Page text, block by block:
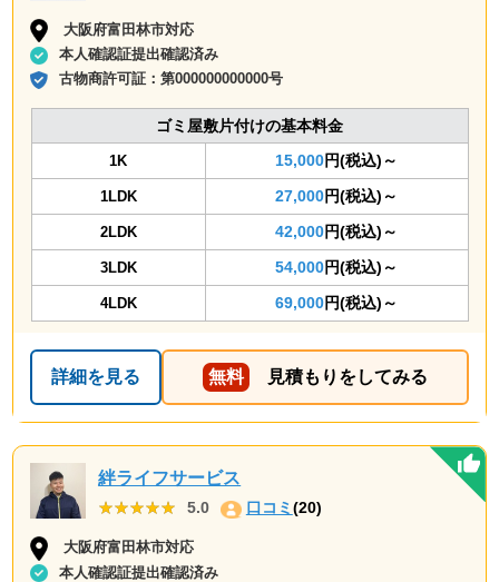
大阪府富田林市対応
本人確認証提出確認済み
古物商許可証：第000000000000号
ゴミ屋敷片付けの基本料金
1K 15,000円(税込)～
1LDK 27,000円(税込)～
2LDK 42,000円(税込)～
3LDK 54,000円(税込)～
4LDK 69,000円(税込)～
詳細を見る 無料 見積もりをしてみる
絆ライフサービス
★★★★★
★★★★★ 5.0 口コミ(20)
大阪府富田林市対応
本人確認証提出確認済み